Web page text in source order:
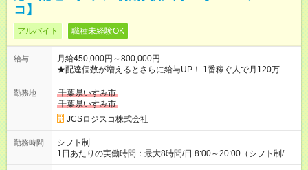
コ】
アルバイト 職種未経験OK
給与
月給450,000円～800,000円
★配達個数が増えるとさらに給与UP！ 1番稼ぐ人で月120万ほ
ど！ ・主要都市エリア 月収55万円／週5日稼働 月収65万~112
万円／週6日稼働 ・地方郊外エリア 月収40万円／週5日稼働 月
収40万円~50万円／週6日稼働 ＜モデルイメージ＞ ■月収50万
円 (27歳男性/江東区在住)※元建築関係 1日150個配達×25日勤務
(日休み) ■月収80万円(43歳男性/墨田区在住)※元営業 1日200個
勤務地
千葉県いすみ市
千葉県いすみ市
JCSロジスコ株式会社
勤務時間
シフト制
1日あたりの実働時間：最大8時間/日 8:00～20:00（シフト制/実
働8時間） ※週5日勤務（場所次第では週4も有り） ※配達状況に